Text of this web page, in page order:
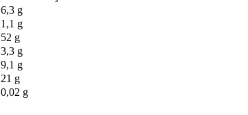
6,3 g
1,1 g
52 g
3,3 g
9,1 g
21 g
0,02 g